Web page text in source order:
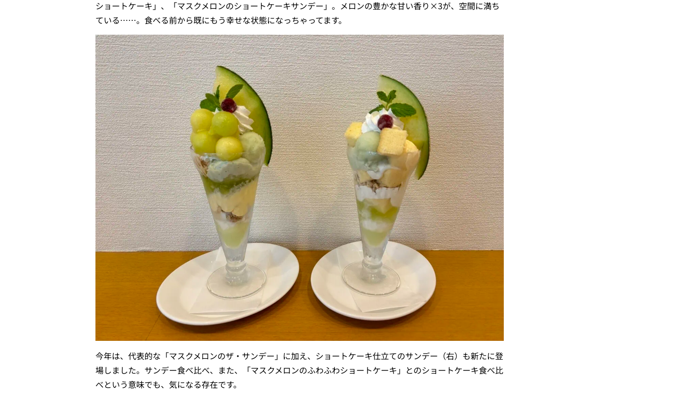
ショートケーキ」、「マスクメロンのショートケーキサンデー」。メロンの豊かな甘い香り×3が、空間に満ち
ている……。食べる前から既にもう幸せな状態になっちゃってます。
今年は、代表的な「マスクメロンのザ・サンデー」に加え、ショートケーキ仕立てのサンデー（右）も新たに登
場しました。サンデー食べ比べ、また、「マスクメロンのふわふわショートケーキ」とのショートケーキ食べ比
べという意味でも、気になる存在です。